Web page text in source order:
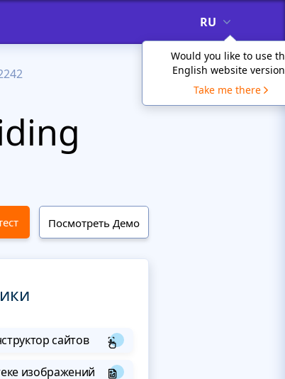
RU
Would you like to use
English website
Take me there
Посмотреть Демо
сайтов
изображений